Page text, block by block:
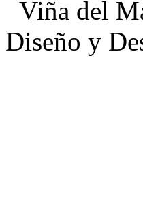
Viña del
Diseño y